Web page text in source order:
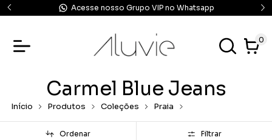
Tenha acesso às nossas Mídias pelo Telegram
0
Carmel Blue Jeans
Início Produtos Coleções Praia
Ordenar Filtrar